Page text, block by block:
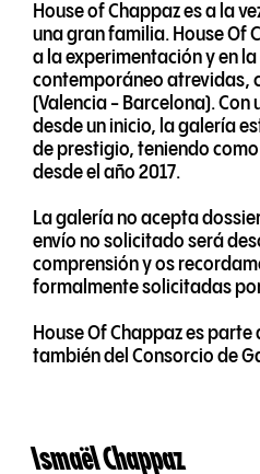
House of Chappaz es a la
una gran familia. House Of
a la experimentación y en
contemporáneo atrevidas,
(Valencia - Barcelona).
desde un inicio, la galería
de prestigio, teniendo
desde el año 2017.
La galería no acepta
envío no solicitado será
comprensión y os
formalmente solicitadas
House Of Chappaz es parte
también del Consorcio de
Ismaël Chappaz